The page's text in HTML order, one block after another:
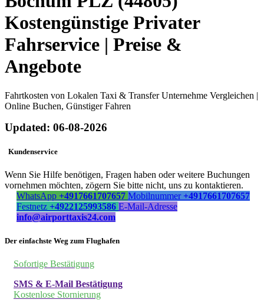
Kostengünstige Privater
Fahrservice | Preise &
Angebote
Fahrtkosten von Lokalen Taxi & Transfer Unternehme Vergleichen |
Online Buchen, Günstiger Fahren
Updated: 06-08-2026
Kundenservice
Wenn Sie Hilfe benötigen, Fragen haben oder weitere Buchungen
vornehmen möchten, zögern Sie bitte nicht, uns zu kontaktieren.
WhatsApp +4917661707657 Mobilnummer +4917661707657
Festnetz +4922125993586 E-Mail-Adresse
info@airporttaxis24.com
Der einfachste Weg zum Flughafen
Sofortige Bestätigung
SMS & E-Mail Bestätigung
Kostenlose Stornierung